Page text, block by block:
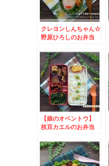
クレヨンしんちゃん☆
野原ひろしのお弁当
【娘のオベントウ】
枝豆カエルのお弁当
ンペーン